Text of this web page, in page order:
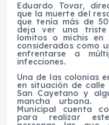
Eduardo Tovar,
que la muerte del
que tenía más de
deja ver una
lomitos o michis en
considerados como
enfrentarse a
infecciones.
Una de las colonias
en situación de calle
San Cayetano y
mancha urbana.
Municipal cuenta
para realizar